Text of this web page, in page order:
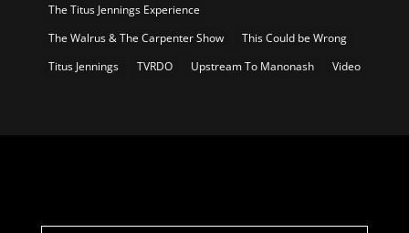
The Titus Jennings Experience
The Walrus & The Carpenter Show
This Could be Wrong
Titus Jennings
TVRDO Upstream To Manonash Video